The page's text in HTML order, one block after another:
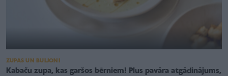
ZUPAS UN BULJONI
Kabaču zupa, kas garšos bērniem! Plus pavāra atgādinājums,